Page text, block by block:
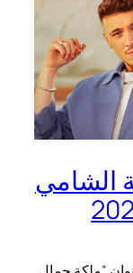
الشامي